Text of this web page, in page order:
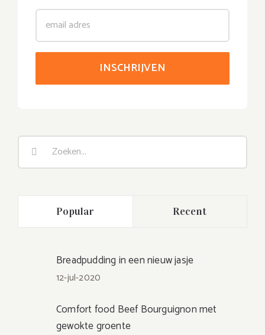
Zoeken
Popular Recent
Breadpudding in een nieuw jasje
12-jul-2020
Comfort food Beef Bourguignon met
gewokte groente